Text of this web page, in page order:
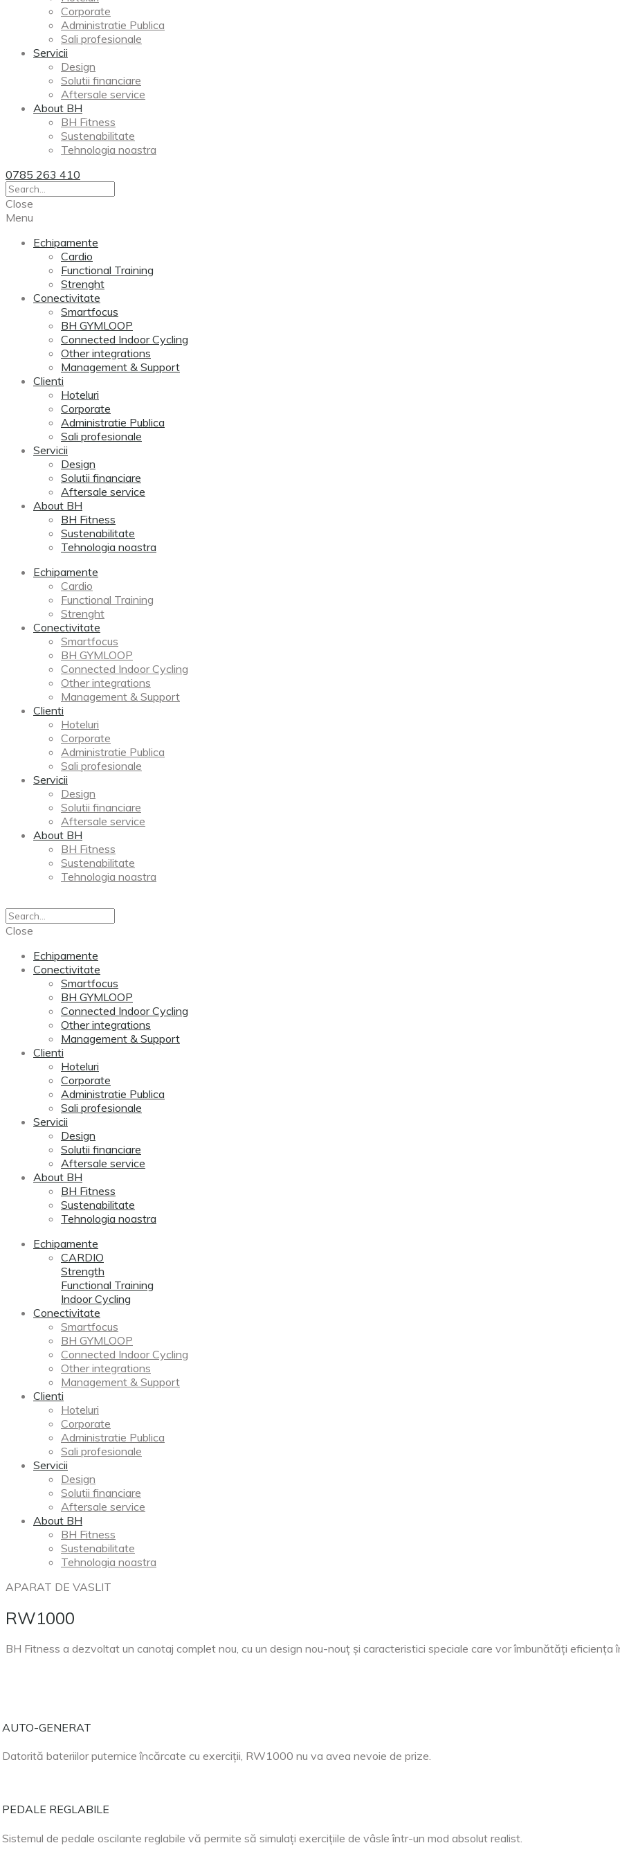
Corporate
Administratie Publica
Sali profesionale
Servicii
Design
Solutii financiare
Aftersale service
About BH
BH Fitness
Sustenabilitate
Tehnologia noastra
0785 263 410
Close
Menu
Echipamente
Cardio
Functional Training
Strenght
Conectivitate
Smartfocus
BH GYMLOOP
Connected Indoor Cycling
Other integrations
Management & Support
Clienti
Hoteluri
Corporate
Administratie Publica
Sali profesionale
Servicii
Design
Solutii financiare
Aftersale service
About BH
BH Fitness
Sustenabilitate
Tehnologia noastra
Echipamente
Cardio
Functional Training
Strenght
Conectivitate
Smartfocus
BH GYMLOOP
Connected Indoor Cycling
Other integrations
Management & Support
Clienti
Hoteluri
Corporate
Administratie Publica
Sali profesionale
Servicii
Design
Solutii financiare
Aftersale service
About BH
BH Fitness
Sustenabilitate
Tehnologia noastra
Close
Echipamente
Conectivitate
Smartfocus
BH GYMLOOP
Connected Indoor Cycling
Other integrations
Management & Support
Clienti
Hoteluri
Corporate
Administratie Publica
Sali profesionale
Servicii
Design
Solutii financiare
Aftersale service
About BH
BH Fitness
Sustenabilitate
Tehnologia noastra
Echipamente
CARDIO
Strength
Functional Training
Indoor Cycling
Conectivitate
Smartfocus
BH GYMLOOP
Connected Indoor Cycling
Other integrations
Management & Support
Clienti
Hoteluri
Corporate
Administratie Publica
Sali profesionale
Servicii
Design
Solutii financiare
Aftersale service
About BH
BH Fitness
Sustenabilitate
Tehnologia noastra
APARAT DE VASLIT
RW1000
BH Fitness a dezvoltat un canotaj complet nou, cu un design nou-nouț și caracteristici speciale care vor îmbunătăți eficiența
AUTO-GENERAT
Datorită bateriilor puternice încărcate cu exerciții, RW1000 nu va avea nevoie de prize.
PEDALE REGLABILE
Sistemul de pedale oscilante reglabile vă permite să simulați exercițiile de vâsle într-un mod absolut realist.